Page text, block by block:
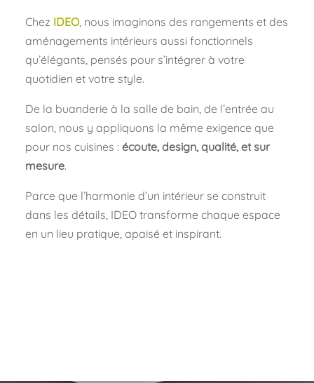
Chez IDEO, nous imaginons des rangements et des
aménagements intérieurs aussi fonctionnels
qu’élégants, pensés pour s’intégrer à votre
quotidien et votre style.
De la buanderie à la salle de bain, de l’entrée au
salon, nous y appliquons la même exigence que
pour nos cuisines : écoute, design, qualité, et sur
mesure.
Parce que l’harmonie d’un intérieur se construit
dans les détails, IDEO transforme chaque espace
en un lieu pratique, apaisé et inspirant.